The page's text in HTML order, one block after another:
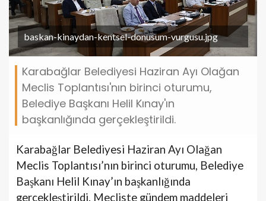
baskan-kinaydan-kentsel-donusum-vurgusu.jpg
Karabağlar Belediyesi Haziran Ayı Olağan
Meclis Toplantısı'nın birinci oturumu,
Belediye Başkanı Helil Kınay'ın
başkanlığında gerçekleştirildi.
Karabağlar Belediyesi Haziran Ayı Olağan
Meclis Toplantısı’nın birinci oturumu, Belediye
Başkanı Helil Kınay’ın başkanlığında
gerçekleştirildi. Mecliste gündem maddeleri